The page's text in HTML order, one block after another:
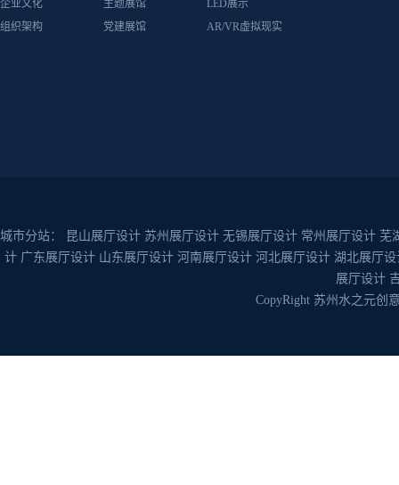
企业文化
组织架构
主题展馆
党建展馆
LED展示
AR/VR虚拟现实
城市分站： 昆山展厅设计 苏州展厅设计 无锡展厅设计 常州展厅设计 芜
计 广东展厅设计 山东展厅设计 河南展厅设计 河北展厅设计 湖北展厅设
展厅设计
CopyRight 苏州水之元创